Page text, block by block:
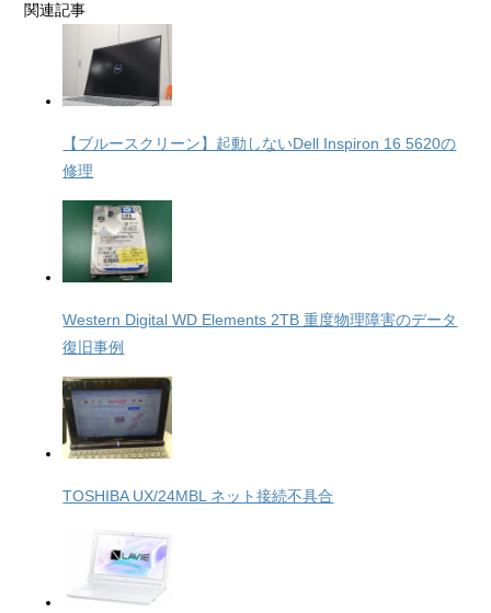
関連記事
【ブルースクリーン】起動しないDell Inspiron 16 5620の
修理
Western Digital WD Elements 2TB 重度物理障害のデータ
復旧事例
TOSHIBA UX/24MBL ネット接続不具合